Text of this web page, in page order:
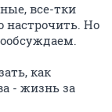
все-тки
настрочить. Но
как
- жизнь за